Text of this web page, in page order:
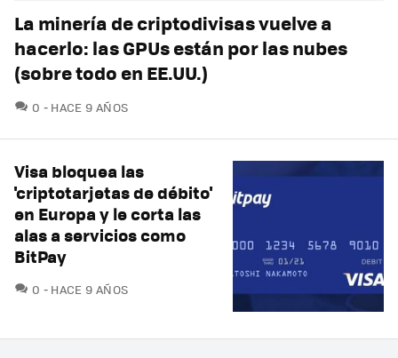
La minería de criptodivisas vuelve a
hacerlo: las GPUs están por las nubes
(sobre todo en EE.UU.)
0 COMENTARIOS
HACE 9 AÑOS
Visa bloquea las
'criptotarjetas de débito'
en Europa y le corta las
alas a servicios como
BitPay
0 COMENTARIOS
HACE 9 AÑOS